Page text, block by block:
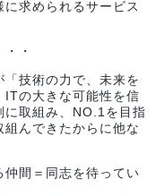
求められるサービス
・
技術の力で、未来を
ITの大きな可能性を信
に取組み、NO.1を目指
んできたからに他な
間＝同志を待ってい